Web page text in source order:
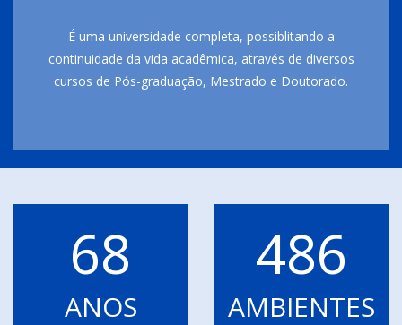
É uma universidade completa, possiblitando a
continuidade da vida acadêmica, através de diversos
cursos de Pós-graduação, Mestrado e Doutorado.
68
ANOS
486
AMBIENTES